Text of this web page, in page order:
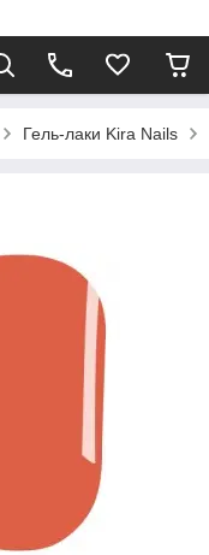
Гель-лаки Kira Nails